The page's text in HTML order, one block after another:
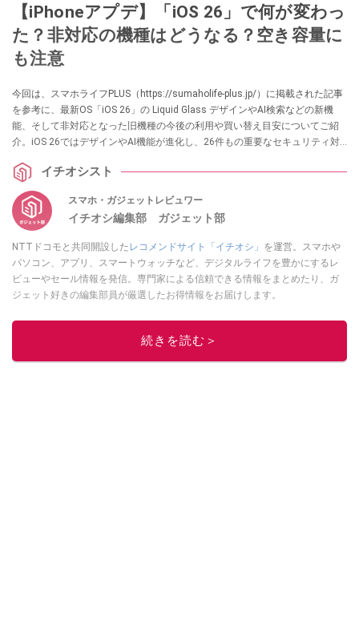
【iPhoneアプデ】「iOS 26」で何が変わっ
た？非対応の機種はどうなる？空き容量に
も注意
今回は、スマホライフPLUS（https://sumaholife-plus.jp/）に掲載された記事
を参考に、最新OS「iOS 26」の Liquid Glass デザインやAI検索などの新機
能、そして非対応となった旧機種の今後の利用や買い替え目安についてご紹
介。iOS 26ではデザインやAI機能が進化し、26件もの重要なセキュリティ対
項目の詳細はぜひ、スマホライフPLUSでご確認ください。
イチオシスト
スマホ・ガジェットレビュワー
イチオシ編集部 ガジェット部
NTTドコモと共同開設した レコメンドサイト「イチオシ」 を運営。スマホや
パソコン、アプリ、スマートウォッチなど、デジタルライフを豊かにするレ
ビューやセール情報を発信。専門家による信頼できる情報をまとめたり、ガ
ジェット好きの編集部員が厳選したお得情報をお届けします。
このイチオシストの他の記事を読む
続きを読む＞